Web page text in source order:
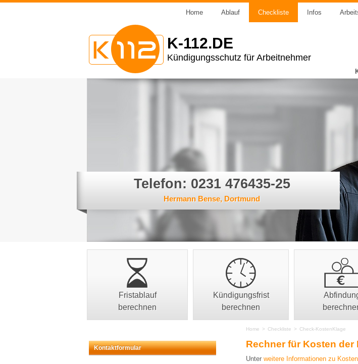
Home Ablauf Checkliste Infos
K-112.DE
Kündigungsschutz für Arbeitnehmer
Telefon: 0231 476435-25
Hermann Bense, Dortmund
Fristablauf
berechnen
Kündigungsfrist
berechnen
Home > Checkliste > Check-KostenKlage
Kontaktformular Rechner für Kosten
Unter weitere Informationen zu